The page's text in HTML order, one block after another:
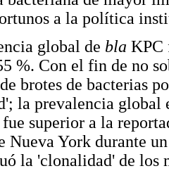
a la política
global de bla KPC
%. Con el fin de no
brotes de bacterias
la prevalencia global
superior a la
Nueva York durante
la 'clonalidad' de los